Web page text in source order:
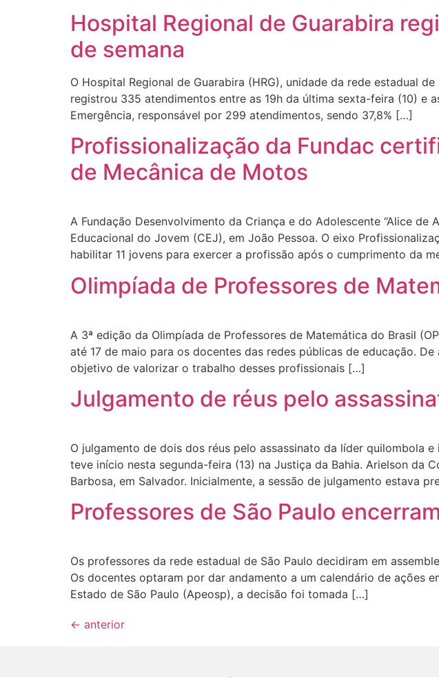
Hospital Regional de Guarabira
de semana
O Hospital Regional de Guarabira (HRG), unidade da rede estadual
registrou 335 atendimentos entre as 19h da última sexta-feira (10) e
Emergência, responsável por 299 atendimentos, sendo 37,8% […]
Profissionalização da Fundac
de Mecânica de Motos
A Fundação Desenvolvimento da Criança e do Adolescente “Alice
Educacional do Jovem (CEJ), em João Pessoa. O eixo
habilitar 11 jovens para exercer a profissão após o cumprimento da
Olimpíada de Professores de
A 3ª edição da Olimpíada de Professores de Matemática do Brasil
até 17 de maio para os docentes das redes públicas de educação.
objetivo de valorizar o trabalho desses profissionais […]
Julgamento de réus pelo
O julgamento de dois dos réus pelo assassinato da líder quilombola
teve início nesta segunda-feira (13) na Justiça da Bahia. Arielson da
Barbosa, em Salvador. Inicialmente, a sessão de julgamento estava
Professores de São Paulo
Os professores da rede estadual de São Paulo decidiram em
Os docentes optaram por dar andamento a um calendário de ações
Estado de São Paulo (Apeosp), a decisão foi tomada […]
← anterior